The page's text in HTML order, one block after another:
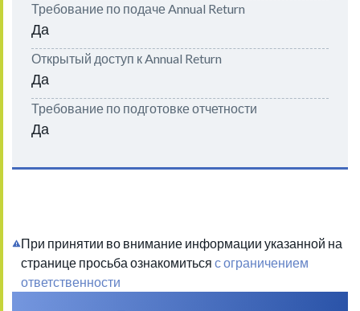
Требование по подаче Annual Return
Да
Открытый доступ к Annual Return
Да
Требование по подготовке отчетности
Да
При принятии во внимание информации указанной на
странице просьба ознакомиться с ограничением
ответственности